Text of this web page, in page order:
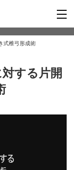
式椎弓形成術
する片開